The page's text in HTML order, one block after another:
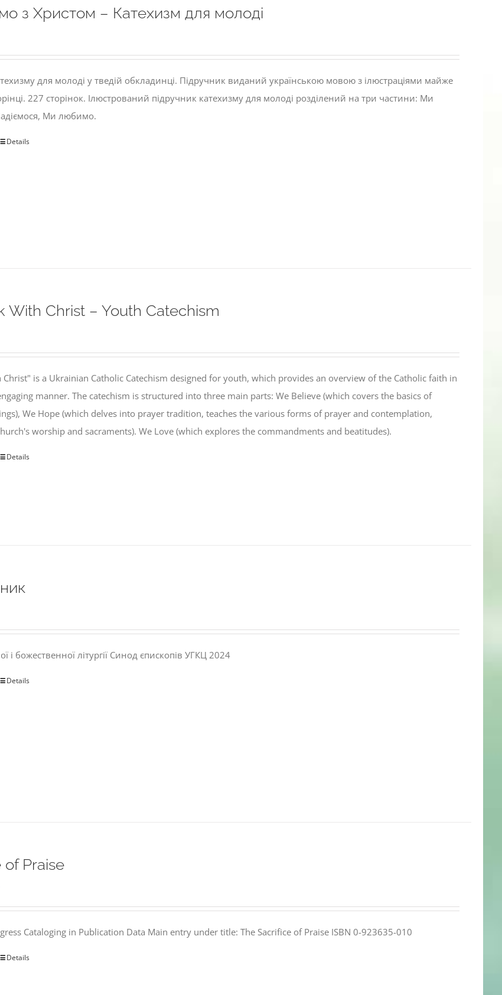
з Христом – Катехизм для молоді
для молоді у тведій обкладинці. Підручник виданий українською мовою з ілюстраціями майже
227 сторінок. Ілюстрований підручник катехизму для молоді розділений на три частини: Ми
Ми любимо.
Details
With Christ – Youth Catechism
Christ" is a Ukrainian Catholic Catechism designed for youth, which provides an overview of the Catholic faith in
manner. The catechism is structured into three main parts: We Believe (which covers the basics of
We Hope (which delves into prayer tradition, teaches the various forms of prayer and contemplation,
worship and sacraments). We Love (which explores the commandments and beatitudes).
Details
і божественної літургії Синод єпископів УГКЦ 2024
Details
of Praise
Cataloging in Publication Data Main entry under title: The Sacrifice of Praise ISBN 0-923635-010
Details